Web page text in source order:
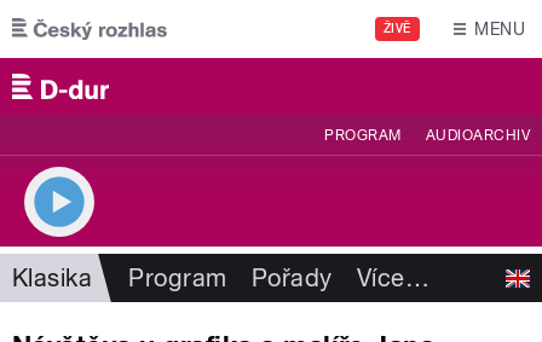
Přejít k hlavnímu obsahu
ŽIVĚ MENU
PROGRAM AUDIOARCHIV
Klasika Program Pořady Více…